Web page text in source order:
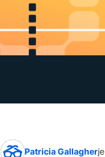
Patricia Gallagher